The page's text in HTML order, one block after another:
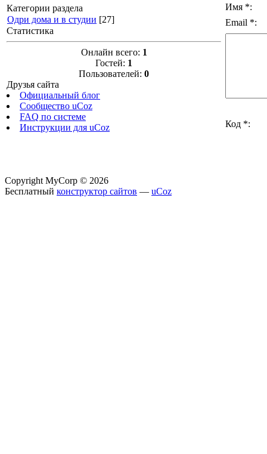
Категории раздела
Одри дома и в студии [27]
Статистика
Онлайн всего: 1
Гостей: 1
Пользователей: 0
Друзья сайта
Официальный блог
Сообщество uCoz
FAQ по системе
Инструкции для uCoz
Имя *:
Email *:
Код *:
Copyright MyCorp © 2026
Бесплатный конструктор сайтов — uCoz